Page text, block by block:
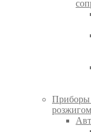
Приборы